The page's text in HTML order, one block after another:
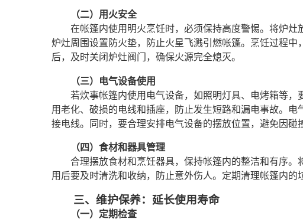
（二）用火安全
在帐篷内使用明火烹饪时，必须保持高度警惕。将炉
炉灶周围设置防火垫，防止火星飞溅引燃帐篷。烹饪过程
后，及时关闭炉灶阀门，确保火源完全熄灭。
（三）电气设备使用
若炊事帐篷内使用电气设备，如照明灯具、电烤箱等
用老化、破损的电线和插座，防止发生短路和漏电事故。
接电线。同时，要合理安排电气设备的摆放位置，避免因碰
（四）食材和器具管理
合理摆放食材和烹饪器具，保持帐篷内的整洁和有序
用后要及时清洗和收纳，防止意外伤人。定期清理帐篷内的
三、维护保养：延长使用寿命
（一）定期检查